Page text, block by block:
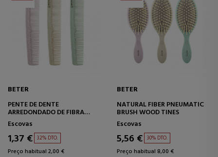
BETER
PENTE DE DENTE
ARREDONDADO DE FIBRA
NATURAL
Escovas
1,37 € 32% DTO.
Preço habitual 2,00 €
BETER
NATURAL FIBER PNEUMATIC
BRUSH WOOD TINES
Escovas
5,56 € 30% DTO.
Preço habitual 8,00 €